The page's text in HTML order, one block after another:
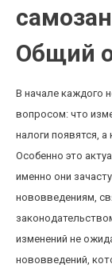
Общий
В начале каждого
вопросом: что
налоги появятся,
Особенно это
именно они
нововведениям,
изменений не
нововведений,